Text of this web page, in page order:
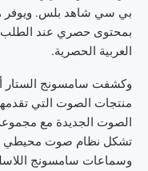
بي سي شاهد بلس. ويوفر
بمحتوى حصري عند الطلب
العربية الحصرية.
وكشفت سامسونج الستار
منتجات الصوت التي
الصوت الجديدة مع
تشكل نظام صوت محيطي